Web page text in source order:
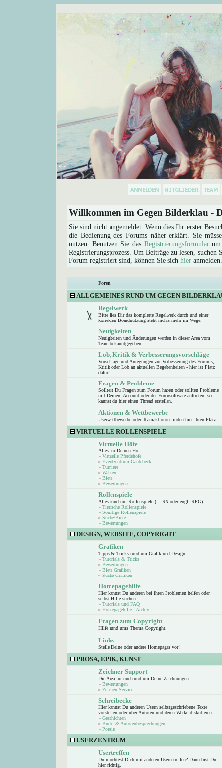
Willkommen im Gegen Bilderklau -
Sie sind nicht angemeldet. Wenn dies Ihr erster
die Bedienung des Forums näher erklärt. Sie
nutzen. Benutzen Sie das Registrierungsformularum
Registrierungsprozess. Um Beiträge zu lesen,
Forum registriert sind, können Sie sich hier anmelden.
Foren
ALLGEMEINES RUND UM GEGEN
Regelwerk
Bitte lies Dir das komplette Regelwerk durch und einer
korrekten Boardnutzung steht nichts mehr im Wege.
Neuigkeiten
Neuigkeiten und Änderungen werden in dieser Area vom
Team bekanntgegeben.
Lob, Kritik & Verbesserungsvorschläge
Vorschläge und Anregungen zur Verbesserung des Forums,
Kritik oder Lob an aktuellen Begebenheiten - hier ist Platz
dafür!
Fragen & Probleme
Solltest Du Fragen zum Forum haben oder sollten Probleme
mit Deinem Account oder der Forensoftware auftreten, so
kannst du hier einen Thread erstellen.
Aktionen & Wettbewerbe
Userwettbewerbe oder Teamaktionen finden hier ihren Platz.
VIRTUELLE ROLLENSPIELE
Virtuelle Höfe
Alles für Deinen Hof.
» Virtuelle Pferdehöfe
» Eventzentrum Gardebeck
» Turniere
» Wahlen
» Biete
» Bewertungen
Rollenspiele
Alles rund um Rollenspiele ( = RS oder engl. RPG).
» Tierische Rollenspiele
» Sonstige Rollenspiele
» Suche/Biete
» Bewertungen
DESIGN, WEBSITE, COPYRIGHT
Grafiken
Tipps & Tricks rund um Grafik und Design.
» Tutorials & Tricks
» Bewertungen
» Biete Grafiken
» Suche Grafiken
Homepagehilfe
Hier kannst Du anderen bei ihren Problemen helfen oder
selbst Hilfe suchen.
» Tutorials und FAQ
» Homepagehilfe - Archiv
Fragen zum Copyright
Hilfe rund ums Thema Copyright.
Links
Stelle Deine oder andere Homepages vor!
PROSA, EPIK, KUNST
Zeichner Support
Die Area für und rund um Deine Zeichnungen.
» Bewertungen
» Zeichen-Service
Schreibecke
Hier kannst Du anderen Usern selbstgeschriebene Texte
vorstellen oder über Autoren und deren Werke diskutieren.
» Geschichten
» Buch- & Autorenbesprechungen
» Poesie
USERZENTRUM
Usertreffen
Du möchtest Dich mit anderen Usern treffen? Dann bist Du
hier richtig.